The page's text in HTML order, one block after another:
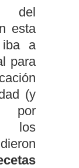
del
esta
iba a
para
(y
por
los